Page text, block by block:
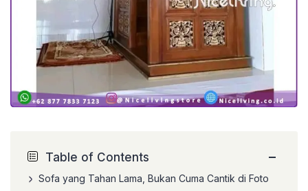
Table of Contents −
Sofa yang Tahan Lama, Bukan Cuma Cantik di Foto